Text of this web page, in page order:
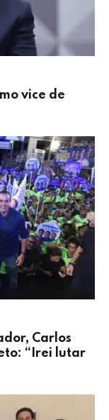
vice de
Carlos
“Irei lutar